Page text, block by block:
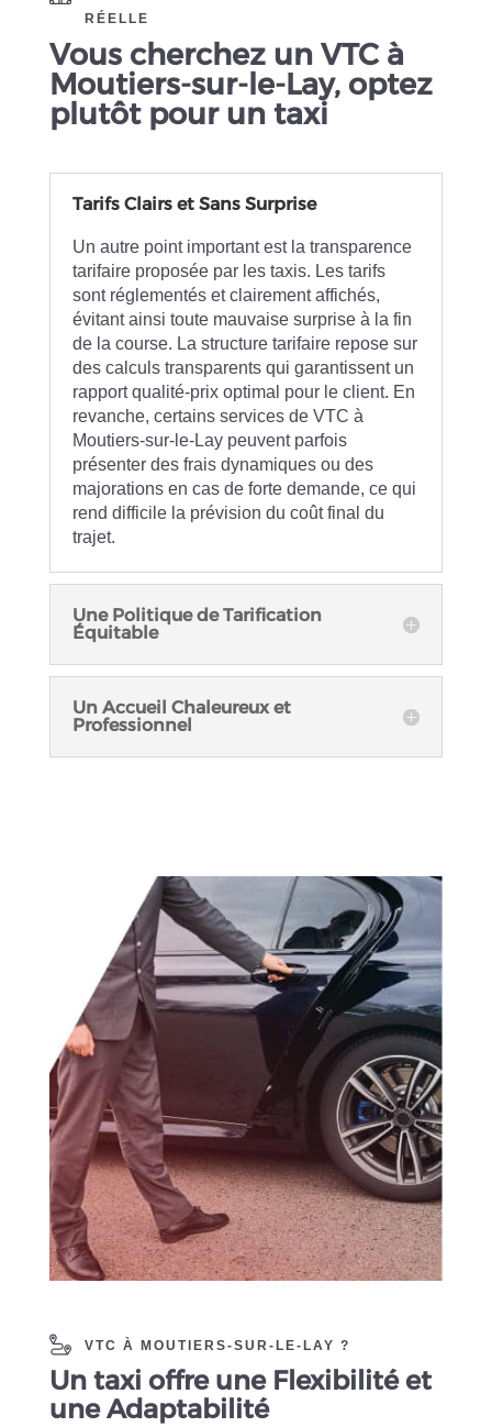
RÉELLE
Vous cherchez un VTC à
Moutiers-sur-le-Lay, optez
plutôt pour un taxi
Tarifs Clairs et Sans Surprise
Un autre point important est la transparence
tarifaire proposée par les taxis. Les tarifs
sont réglementés et clairement affichés,
évitant ainsi toute mauvaise surprise à la fin
de la course. La structure tarifaire repose sur
des calculs transparents qui garantissent un
rapport qualité-prix optimal pour le client. En
revanche, certains services de VTC à
Moutiers-sur-le-Lay peuvent parfois
présenter des frais dynamiques ou des
majorations en cas de forte demande, ce qui
rend difficile la prévision du coût final du
trajet.
Une Politique de Tarification
Équitable
Un Accueil Chaleureux et
Professionnel
VTC À MOUTIERS-SUR-LE-LAY ?
Un taxi offre une Flexibilité et
une Adaptabilité